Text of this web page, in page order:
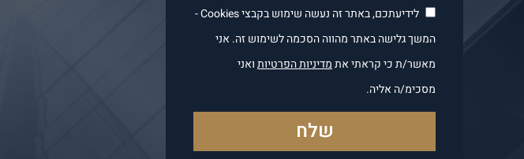
לידיעתכם, באתר זה נעשה שימוש בקבצי Cookies -
המשך גלישה באתר מהווה הסכמה לשימוש זה. אני
מאשר/ת כי קראתי אתמדיניות הפרטיותואני
מסכימ/ה אליה.